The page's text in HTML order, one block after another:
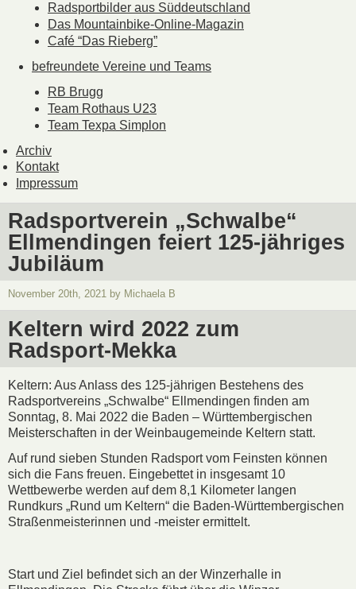
Radsportbilder aus Süddeutschland
Das Mountainbike-Online-Magazin
Café “Das Rieberg”
befreundete Vereine und Teams
RB Brugg
Team Rothaus U23
Team Texpa Simplon
Archiv
Kontakt
Impressum
Radsportverein „Schwalbe“
Ellmendingen feiert 125-jähriges
Jubiläum
November 20th, 2021 by Michaela B
Keltern wird 2022 zum
Radsport-Mekka
Keltern: Aus Anlass des 125-jährigen Bestehens des
Radsportvereins „Schwalbe“ Ellmendingen finden am
Sonntag, 8. Mai 2022 die Baden – Württembergischen
Meisterschaften in der Weinbaugemeinde Keltern statt.
Auf rund sieben Stunden Radsport vom Feinsten können
sich die Fans freuen. Eingebettet in insgesamt 10
Wettbewerbe werden auf dem 8,1 Kilometer langen
Rundkurs „Rund um Keltern“ die Baden-Württembergischen
Straßenmeisterinnen und -meister ermittelt.
Start und Ziel befindet sich an der Winzerhalle in